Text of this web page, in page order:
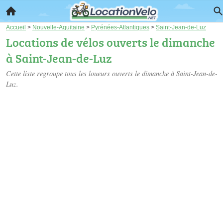
Accueil > Nouvelle-Aquitaine > Pyrénées-Atlantiques > Saint-Jean-de-Luz
Locations de vélos ouverts le dimanche
à Saint-Jean-de-Luz
Cette liste regroupe tous les loueurs ouverts le dimanche à Saint-Jean-de-
Luz.